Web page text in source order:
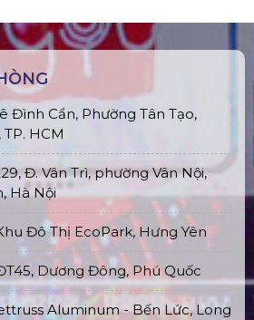
Đình Cẩn, Phường Tân Tạo,
HCM
Đ. Vân Trì, phường Vân Nội,
Hà Nội
Đô Thị EcoPark, Hưng Yên
Dương Đông, Phú Quốc
Aluminum - Bến Lức, Long